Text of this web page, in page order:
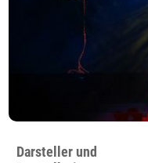
Darsteller und